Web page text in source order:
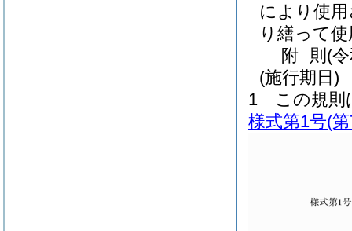
により使
り繕って
附 則 (
(施行期日)
1
この規則
様式第1号(